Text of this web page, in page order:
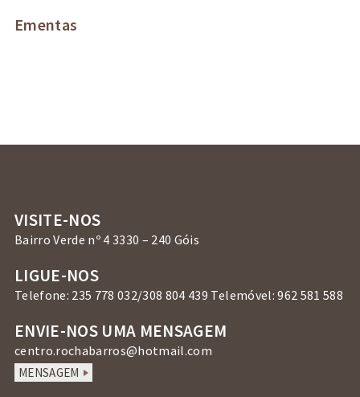
Ementas
VISITE-NOS
Bairro Verde nº 4 3330 – 240 Góis
LIGUE-NOS
Telefone: 235 778 032/308 804 439 Telemóvel: 962 581 588
ENVIE-NOS UMA MENSAGEM
centro.rochabarros@hotmail.com
MENSAGEM